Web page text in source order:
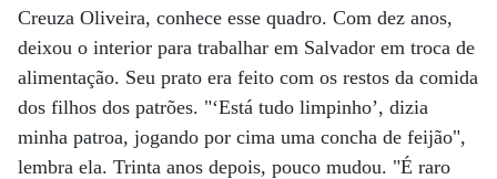
Creuza Oliveira, conhece esse quadro. Com dez anos,
deixou o interior para trabalhar em Salvador em troca de
alimentação. Seu prato era feito com os restos da comida
dos filhos dos patrões. "‘Está tudo limpinho’, dizia
minha patroa, jogando por cima uma concha de feijão",
lembra ela. Trinta anos depois, pouco mudou. "É raro